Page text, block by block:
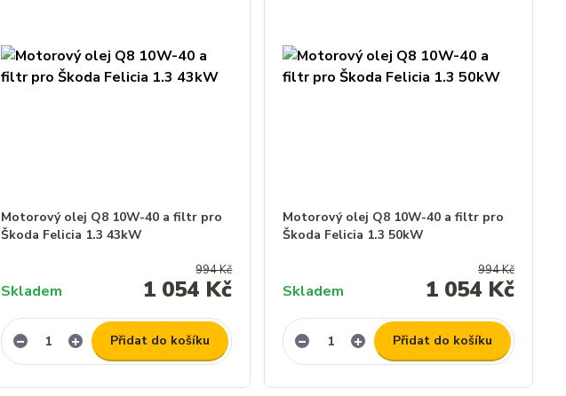
Motorový olej Q8 10W-40 a filtr pro
Škoda Felicia 1.3 43kW
994 Kč
1 054 Kč
Skladem
Přidat do košíku
Motorový olej Q8 10W-40 a filtr pro
Škoda Felicia 1.3 50kW
994 Kč
1 054 Kč
Skladem
Přidat do košíku